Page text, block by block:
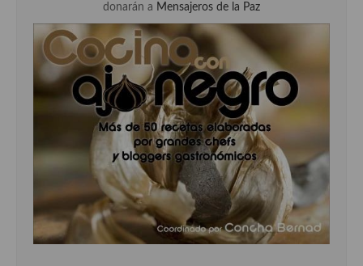
donarán a Mensajeros de la Paz